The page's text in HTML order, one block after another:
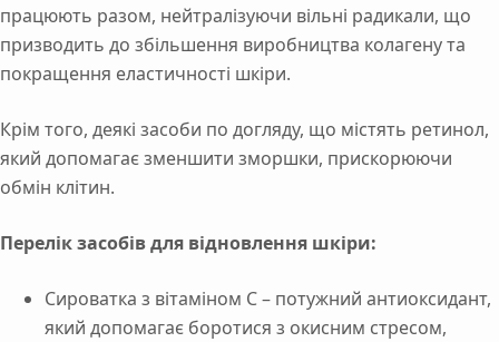
працюють разом, нейтралізуючи вільні радикали, що
призводить до збільшення виробництва колагену та
покращення еластичності шкіри.
Крім того, деякі засоби по догляду, що містять ретинол,
який допомагає зменшити зморшки, прискорюючи
обмін клітин.
Перелік засобів для відновлення шкіри:
Сироватка з вітаміном С – потужний антиоксидант,
який допомагає боротися з окисним стресом,